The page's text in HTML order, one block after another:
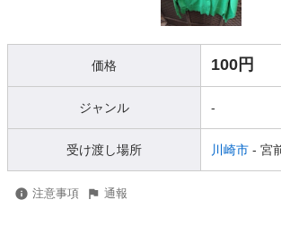
価格 100円
ジャンル -
受け渡し場所 川崎市 - 宮
注意事項 通報